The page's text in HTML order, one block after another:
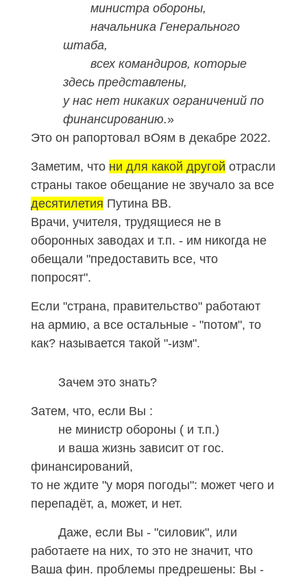
министра обороны,
начальника Генерального
штаба,
всех командиров, которые
здесь представлены,
у нас нет никаких ограничений по
финансированию.»
Это он рапортовал вОям в декабре 2022.
Заметим, что ни для какой другой отрасли
страны такое обещание не звучало за все
десятилетия Путина ВВ.
Врачи, учителя, трудящиеся не в
оборонных заводах и т.п. - им никогда не
обещали "предоставить все, что
попросят".
Если "страна, правительство" работают
на армию, а все остальные - "потом", то
как? называется такой "-изм".
Зачем это знать?
Затем, что, если Вы :
не министр обороны ( и т.п.)
и ваша жизнь зависит от гос.
финансирований,
то не ждите "у моря погоды": может чего и
перепадёт, а, может, и нет.
Даже, если Вы - "силовик", или
работаете на них, то это не значит, что
Ваша фин. проблемы предрешены: Вы -